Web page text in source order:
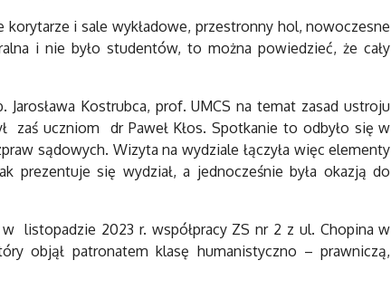
korytarze i sale wykładowe, przestronny hol, nowoczesne
i nie było studentów, to można powiedzieć, że cały
Kostrubca, prof. UMCS na temat zasad ustroju
zaś uczniom dr Paweł Kłos. Spotkanie to odbyło się w
sądowych. Wizyta na wydziale łączyła więc elementy
prezentuje się wydział, a jednocześnie była okazją do
listopadzie 2023 r. współpracy ZS nr 2 z ul. Chopina w
objął patronatem klasę humanistyczno – prawniczą,